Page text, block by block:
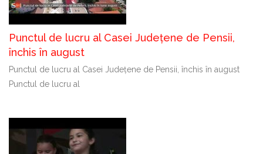
Punctul de lucru al Casei Județene de Pensii,
închis în august
Punctul de lucru al Casei Județene de Pensii, închis în august
Punctul de lucru al